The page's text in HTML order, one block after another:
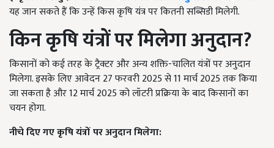
यह जान सकते हैं कि उन्हें किस कृषि यंत्र पर कितनी सब्सिडी मिलेगी.
किन कृषि यंत्रों पर मिलेगा अनुदान?
किसानों को कई तरह के ट्रैक्टर और अन्य शक्ति-चालित यंत्रों पर अनुदान
मिलेगा. इसके लिए आवेदन 27 फरवरी 2025 से 11 मार्च 2025 तक किया
जा सकता है और 12 मार्च 2025 को लॉटरी प्रक्रिया के बाद किसानों का
चयन होगा.
नीचे दिए गए कृषि यंत्रों पर अनुदान मिलेगा: